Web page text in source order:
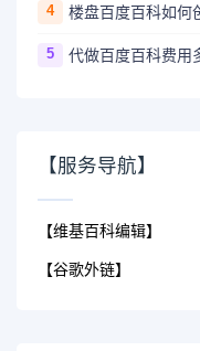
4 楼盘百度百科如何
5 代做百度百科费用
【服务导航】
【维基百科编辑】
【谷歌外链】